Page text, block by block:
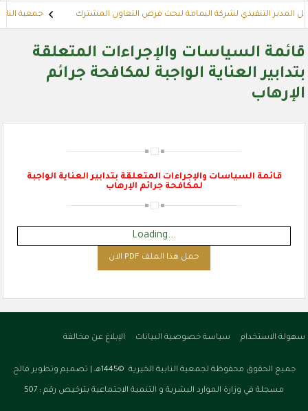
المدير التنفيذي لشركة اليمامة لبحث فرص التعاون المشترك جمعية
قائمة السياسات والإجراءات المتعلقة
بتدابير العناية الواجبة لمكافحة جرائم
الإرهاب
قائمة السياسات والإجراءات المتعلقة بتدابير العناية الواجبة
لمكافحة جرائم الإرهاب
Loading...
حمل هذا الملف PDF الان
سهولة الاستخدام سياسة خصوصية البيانات الإبلاغ عن مخالفة
جميع الحقوق محفوظة لجمعية النابية الخيرية ©1445هـ | تصميم وتطوير فالح
مسجلة في وزارة الموارد البشرية و التنمية الاجتماعية بترخيص رقم : 507